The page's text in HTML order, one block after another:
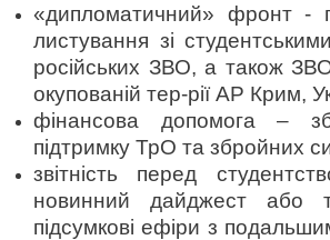
«дипломатичний» фронт -
листування зі
російських ЗВО, а також
окупованій тер-рії АР Крим,
фінансова допомога –
підтримку ТрО та збройних
звітність перед
новинний дайджест або
підсумкові ефіри з